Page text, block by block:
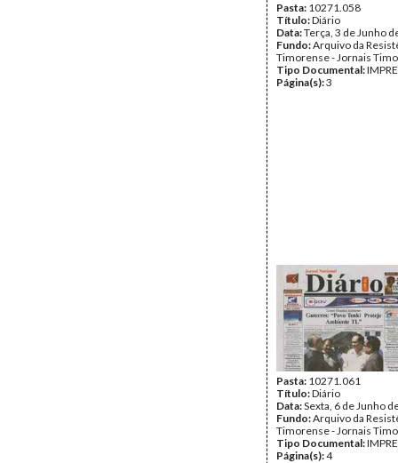
Pasta: 10271.058
Título:Diário
Data:Terça, 3 de Junho
Fundo:Arquivo da
Timorense - Jornais
Tipo Documental:
Página(s):3
Pasta: 10271.061
Título:Diário
Data:Sexta, 6 de Junho
Fundo:Arquivo da
Timorense - Jornais
Tipo Documental:
Página(s):4